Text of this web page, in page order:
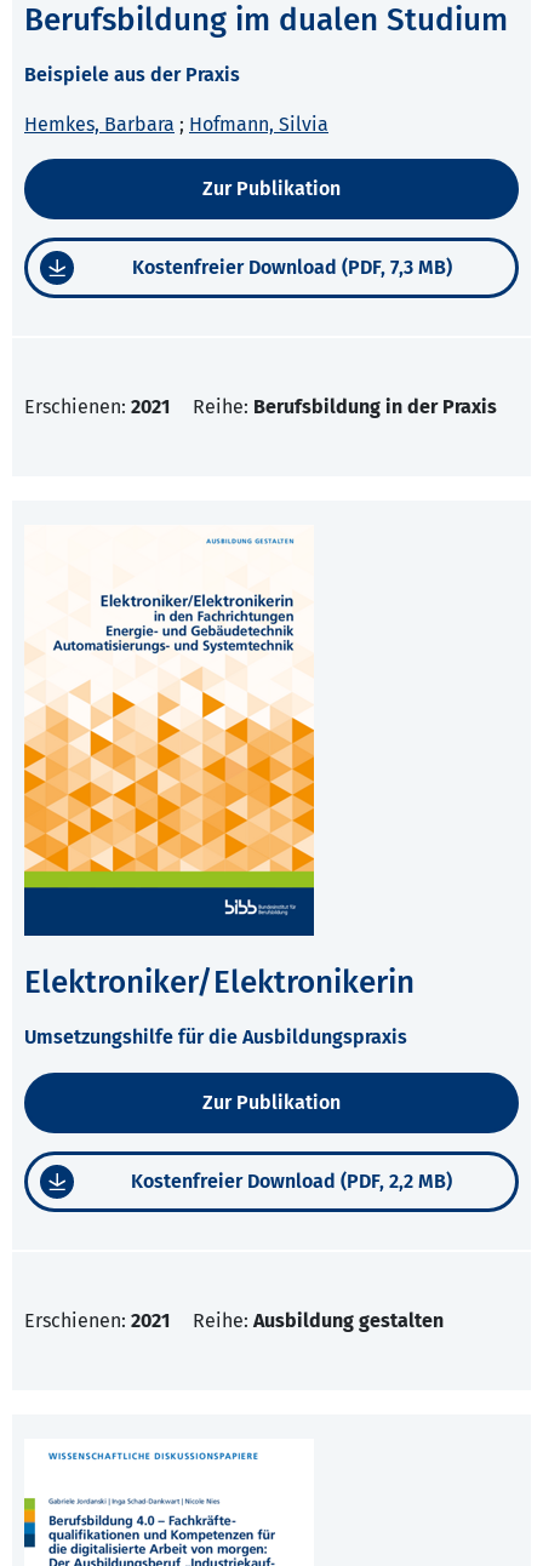
Berufsbildung im dualen Studium
Beispiele aus der Praxis
Hemkes, Barbara ; Hofmann, Silvia
Zur Publikation
Kostenfreier Download (PDF, 7,3 MB)
Erschienen: 2021 Reihe: Berufsbildung in der Praxis
Elektroniker/Elektronikerin
Umsetzungshilfe für die Ausbildungspraxis
Zur Publikation
Kostenfreier Download (PDF, 2,2 MB)
Erschienen: 2021 Reihe: Ausbildung gestalten